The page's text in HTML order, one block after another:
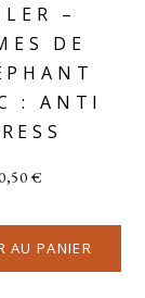
–
DE
: ANTI
€
AU PANIER